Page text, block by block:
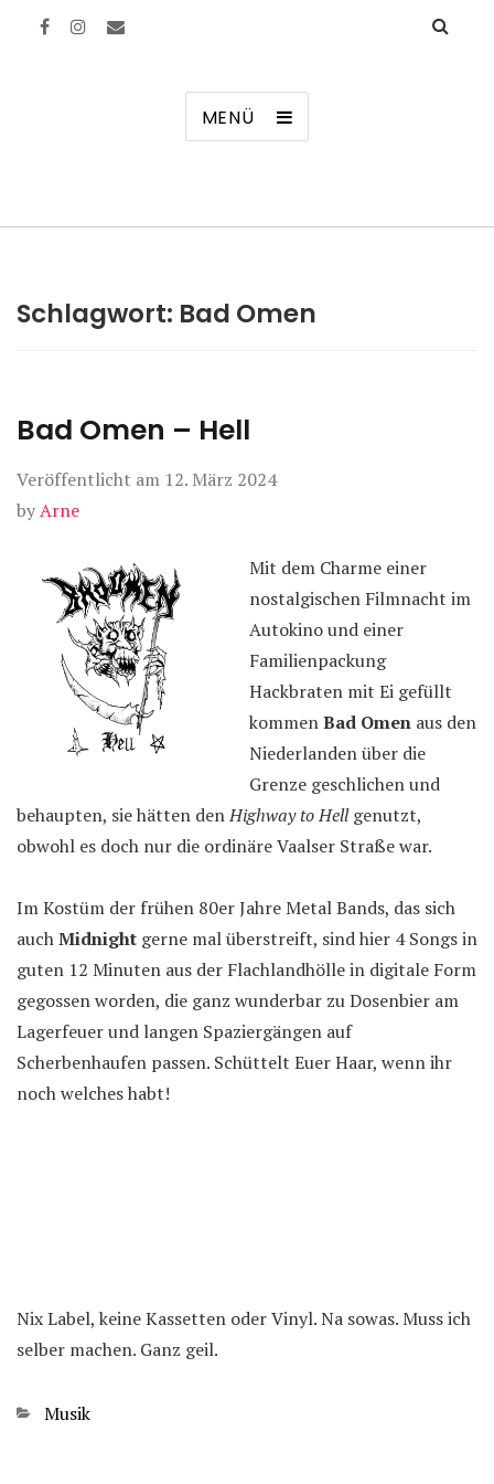
MENÜ
Schlagwort: Bad Omen
Bad Omen – Hell
Veröffentlicht am 12. März 2024
byArne
Mit dem Charme einer
nostalgischen Filmnacht im
Autokino und einer
Familienpackung
Hackbraten mit Ei gefüllt
kommenBad Omen aus den
Niederlanden über die
Grenze geschlichen und
behaupten, sie hätten denHighway to Hellgenutzt,
obwohl es doch nur die ordinäre Vaalser Straße war.
Im Kostüm der frühen 80er Jahre Metal Bands, das sich
auchMidnight gerne mal überstreift, sind hier 4 Songs in
guten 12 Minuten aus der Flachlandhölle in digitale Form
gegossen worden, die ganz wunderbar zu Dosenbier am
Lagerfeuer und langen Spaziergängen auf
Scherbenhaufen passen. Schüttelt Euer Haar, wenn ihr
noch welches habt!
Nix Label, keine Kassetten oder Vinyl. Na sowas. Muss ich
selber machen. Ganz geil.
Kategorien
Musik